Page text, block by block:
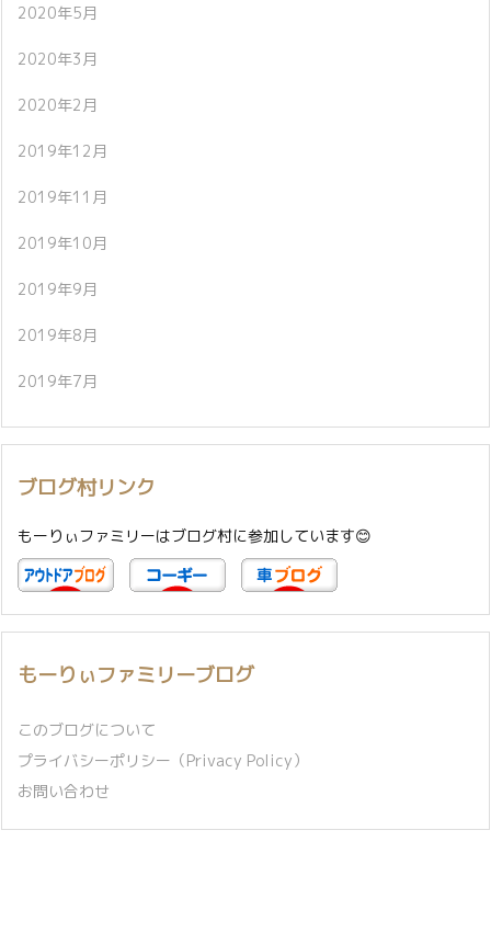
2020年5月
2020年3月
2020年2月
2019年12月
2019年11月
2019年10月
2019年9月
2019年8月
2019年7月
ブログ村リンク
もーりぃファミリーはブログ村に参加しています😊
もーりぃファミリーブログ
このブログについて
プライバシーポリシー（Privacy Policy）
お問い合わせ